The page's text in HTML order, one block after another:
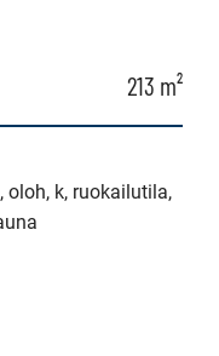
213 m²
oloh, k, ruokailutila,